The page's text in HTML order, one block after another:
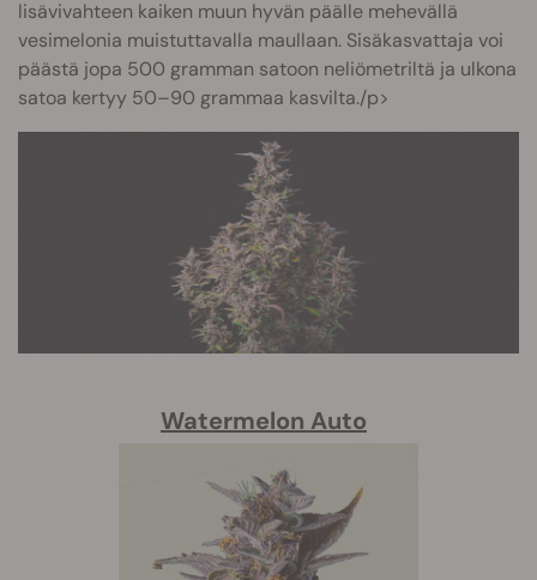
lisävivahteen kaiken muun hyvän päälle mehevällä
vesimelonia muistuttavalla maullaan. Sisäkasvattaja voi
päästä jopa 500 gramman satoon neliömetriltä ja ulkona
satoa kertyy 50–90 grammaa kasvilta./p>
Watermelon Auto